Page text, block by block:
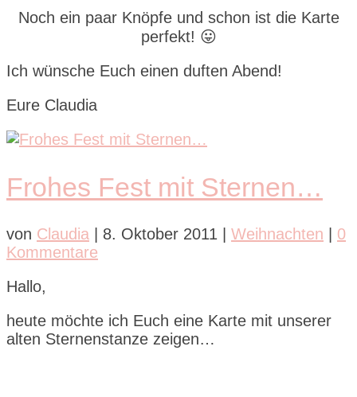
Noch ein paar Knöpfe und schon ist die Karte
perfekt! 😛
Ich wünsche Euch einen duften Abend!
Eure Claudia
Frohes Fest mit Sternen…
von Claudia 8. Oktober 2011 Weihnachten
0
Kommentare
Hallo,
heute möchte ich Euch eine Karte mit unserer
alten Sternenstanze zeigen…